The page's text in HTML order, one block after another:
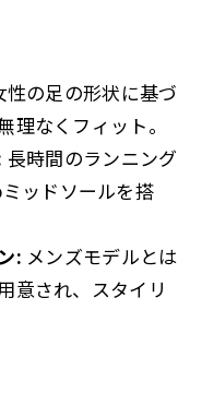
性の足の形状に基づ
理なくフィット。
長時間のランニング
ッドソールを搭
: メンズモデルとは
意され、スタイリ